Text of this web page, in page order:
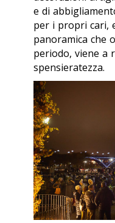
e di
per i propri cari,
panoramica che
periodo, viene a
spensieratezza.